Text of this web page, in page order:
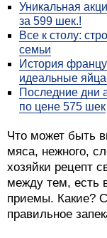
Уникальная
за 599 шек.!
Все к столу:
семьи
История
идеальные
Последние дни
по цене 575 шек
Что может быть
мяса, нежного,
хозяйки рецепт
между тем, есть
приемы. Какие?
правильное